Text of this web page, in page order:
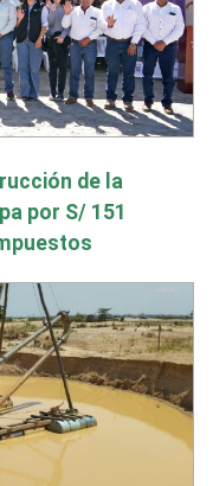
de la
por S/ 151